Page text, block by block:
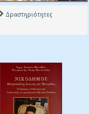
Δραστηριότητες